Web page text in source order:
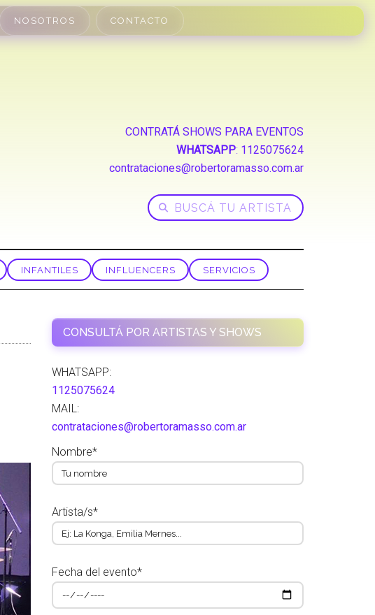
NOSOTROS CONTACTO
CONTRATÁ SHOWS PARA EVENTOS
WHATSAPP: 1125075624
contrataciones@robertoramasso.com.ar
INFANTILES INFLUENCERS SERVICIOS
CONSULTÁ POR ARTISTAS Y SHOWS
WHATSAPP:
1125075624
MAIL:
contrataciones@robertoramasso.com.ar
Nombre*
Artista/s*
Fecha del evento*